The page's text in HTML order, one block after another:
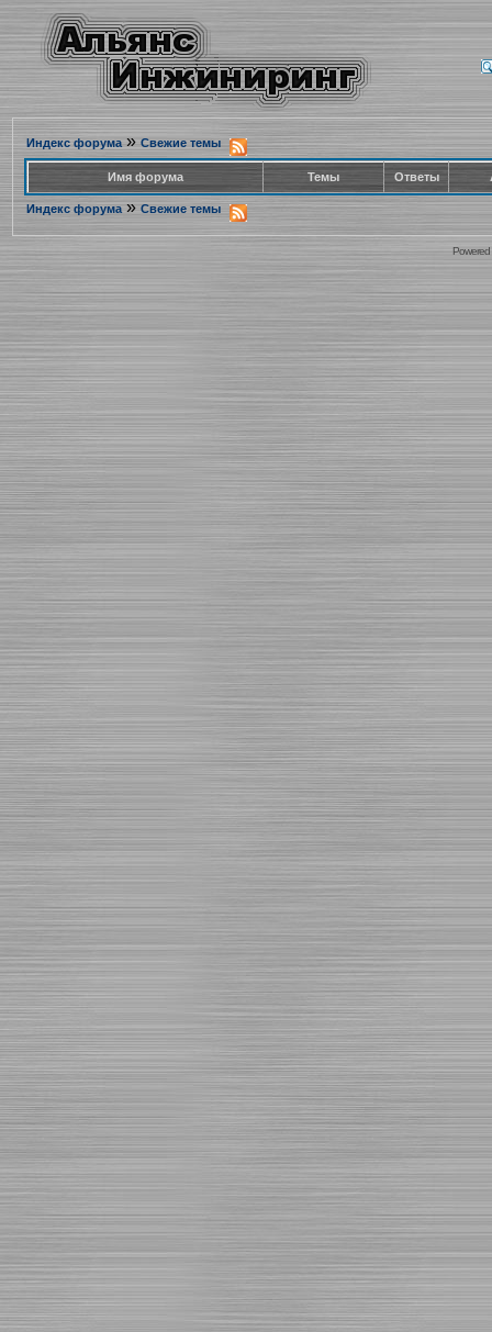
Индекс форума» Свежие темы
Имя форума Темы Ответы
Индекс форума » Свежие темы